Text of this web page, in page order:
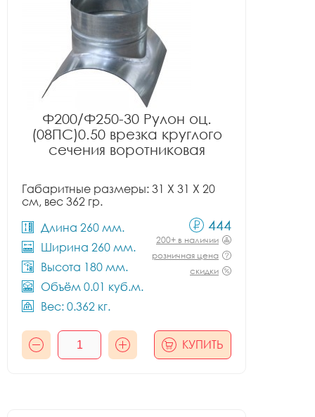
Ф200/Ф250-30 Рулон оц.
(08ПС)0.50 врезка круглого
сечения воротниковая
Габаритные размеры: 31 X 31 X 20
см, вес 362 гр.
Длина 260 мм.
Ширина 260 мм.
Высота 180 мм.
Объём 0.01 куб.м.
Вес: 0.362 кг.
444
200+ в наличии
розничная цена
скидки
КУПИТЬ